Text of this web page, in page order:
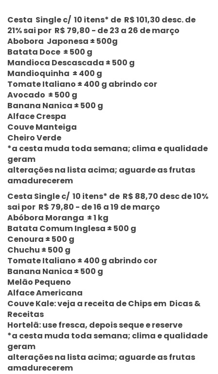
Cesta Single c/ 10 itens* de R$ 101,30 desc. de
21% sai por R$ 79,80 - de 23 a 26 de março
Abobora Japonesa ± 500g
Batata Doce ± 500 g
Mandioca Descascada ± 500 g
Mandioquinha ± 400 g
Tomate Italiano ± 400 g abrindo cor
Avocado ± 500 g
Banana Nanica ± 500 g
Alface Crespa
Couve Manteiga
Cheiro Verde
*a cesta muda toda semana; clima e qualidade
geram
alterações na lista acima; aguarde as frutas
amadurecerem
Cesta Single c/ 10 itens* de R$ 88,70 desc de 10%
sai por R$ 79,80 - de 16 a 19 de março
Abóbora Moranga ± 1 kg
Batata Comum Inglesa ± 500 g
Cenoura ± 500 g
Chuchu ± 500 g
Tomate Italiano ± 400 g abrindo cor
Banana Nanica ± 500 g
Melão Pequeno
Alface Americana
Couve Kale: veja a receita de Chips em Dicas &
Receitas
Hortelã: use fresca, depois seque e reserve
*a cesta muda toda semana; clima e qualidade
geram
alterações na lista acima; aguarde as frutas
amadurecerem